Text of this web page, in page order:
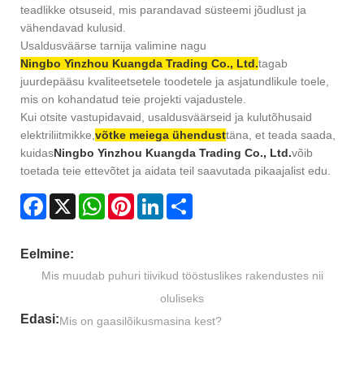
teadlikke otsuseid, mis parandavad süsteemi jõudlust ja
vähendavad kulusid.
Usaldusväärse tarnija valimine nagu
Ningbo Yinzhou Kuangda Trading Co., Ltd.tagab
juurdepääsu kvaliteetsetele toodetele ja asjatundlikule toele,
mis on kohandatud teie projekti vajadustele.
Kui otsite vastupidavaid, usaldusväärseid ja kulutõhusaid
elektriliitmikke, võtke meiega ühendusttäna, et teada saada,
kuidasNingbo Yinzhou Kuangda Trading Co., Ltd.võib
toetada teie ettevõtet ja aidata teil saavutada pikaajalist edu.
Facebook
X WhatsAppPinterestLinkedIn
Eelmine:
Mis muudab puhuri tiivikud tööstuslikes rakendustes nii
oluliseks
Edasi:Mis on gaasilõikusmasina kest?